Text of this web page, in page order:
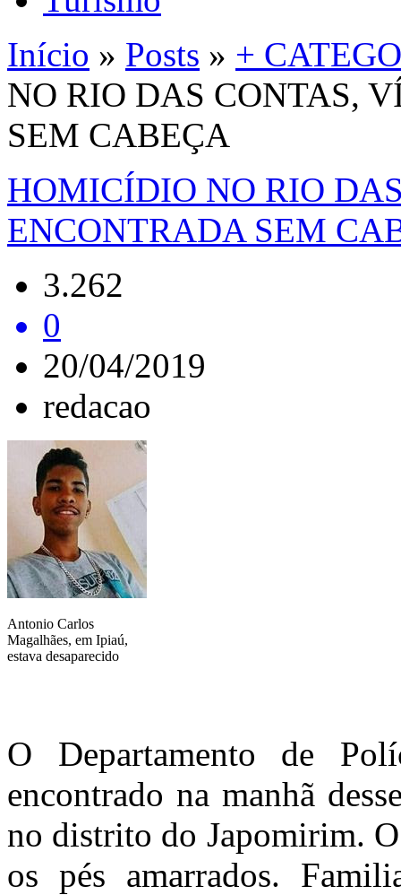
Início » Posts » +
NO RIO DAS CONTAS,
SEM CABEÇA
HOMICÍDIO NO RIO
ENCONTRADA SEM
3.262
0
20/04/2019
redacao
Antonio Carlos
Magalhães, em Ipiaú,
estava desaparecido
O Departamento de
encontrado na manhã
no distrito do Japomirim. O
os pés amarrados.